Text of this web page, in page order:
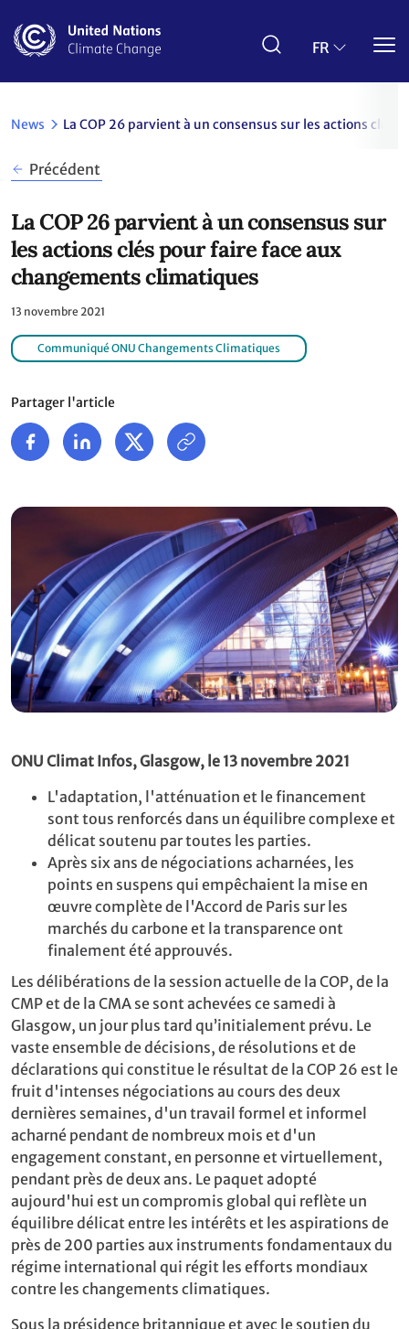
au
contenu
FR
News La COP 26 parvient à un consensus sur les actions
Précédent
La COP 26 parvient à un consensus sur
les actions clés pour faire face aux
changements climatiques
13 novembre 2021
Communiqué ONU Changements Climatiques
Partager l'article
ONU Climat Infos, Glasgow, le 13 novembre 2021
L'adaptation, l'atténuation et le financement
sont tous renforcés dans un équilibre complexe et
délicat soutenu par toutes les parties.
Après six ans de négociations acharnées, les
points en suspens qui empêchaient la mise en
œuvre complète de l'Accord de Paris sur les
marchés du carbone et la transparence ont
finalement été approuvés.
Les délibérations de la session actuelle de la COP, de la
CMP et de la CMA se sont achevées ce samedi à
Glasgow, un jour plus tard qu’initialement prévu. Le
vaste ensemble de décisions, de résolutions et de
déclarations qui constitue le résultat de la COP 26 est le
fruit d'intenses négociations au cours des deux
dernières semaines, d'un travail formel et informel
acharné pendant de nombreux mois et d'un
engagement constant, en personne et virtuellement,
pendant près de deux ans. Le paquet adopté
aujourd'hui est un compromis global qui reflète un
équilibre délicat entre les intérêts et les aspirations de
près de 200 parties aux instruments fondamentaux du
régime international qui régit les efforts mondiaux
contre les changements climatiques.
Sous la présidence britannique et avec le soutien du